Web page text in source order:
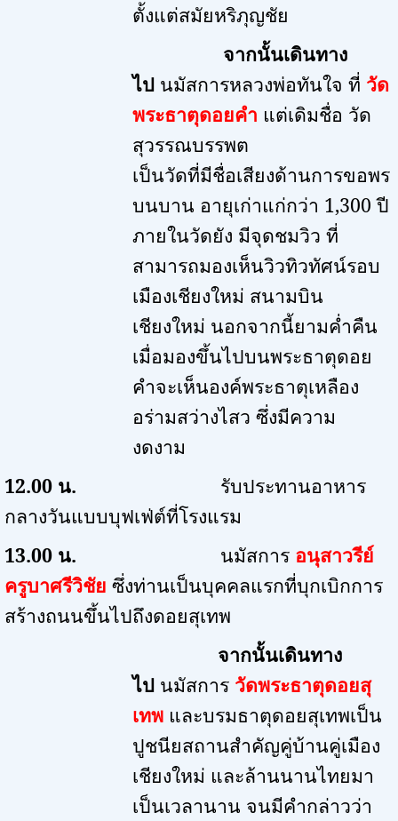
ตั้งแต่สมัยหริภุญชัย
จากนั้นเดินทาง
ไป นมัสการหลวงพ่อทันใจ ที่ วัด
พระธาตุดอยคำ แต่เดิมชื่อ วัด
สุวรรณบรรพต
เป็นวัดที่มีชื่อเสียงด้านการขอพร
บนบาน อายุเก่าแก่กว่า 1,300ปี
ภายในวัดยัง มีจุดชมวิว ที่
สามารถมองเห็นวิวทิวทัศน์รอบ
เมืองเชียงใหม่ สนามบิน
เชียงใหม่ นอกจากนี้ยามค่ำคืน
เมื่อมองขึ้นไปบนพระธาตุดอย
คำจะเห็นองค์พระธาตุเหลือง
อร่ามสว่างไสว ซึ่งมีความ
งดงาม
12.00 น.
รับประทานอาหาร
กลางวันแบบบุฟเฟ่ต์ที่โรงแรม
13.00 น. นมัสการอนุสาวรีย์
ครูบาศรีวิชัย ซึ่งท่านเป็นบุคคลแรกที่บุกเบิกการ
สร้างถนนขึ้นไปถึงดอยสุเทพ
จากนั้นเดินทาง
ไป นมัสการ วัดพระธาตุดอยสุ
เทพ และบรมธาตุดอยสุเทพเป็น
ปูชนียสถานสำคัญคู่บ้านคู่เมือง
เชียงใหม่ และล้านนานไทยมา
เป็นเวลานาน จนมีคำกล่าวว่า